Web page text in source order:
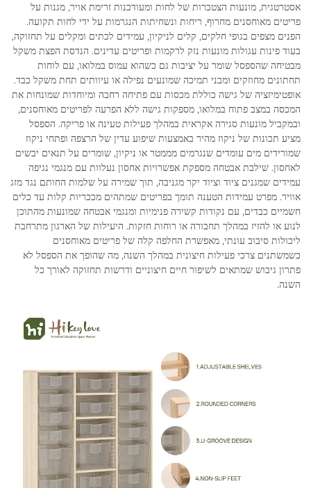
אסטרטגית, מונעות הצטברות של לחות ומעודכנות זרימת אויר, מגנות על
פריטים מאוחסנים מחרוף, ריחות ונשחיתות הנגרמות על ידי לחות תקועה.
הפנים מצפים בגופי חלקים, קלים לניקיון, עמידים לכתים ומקלים על תחזוקה,
בעוד פינות עגולות מונעות נזק לרקמות ופריטים עדינים. הנדסת הפצת משקל
מבטיחה שהספסל שומר על יציבות גם כשהוא עמוס במלואו, עם לוחות
תחתונים מחוזקים ומבני תמיכה שמונעים נפילה או עיוותים תחת משקל כבד.
אופטימיזציה של גישה כוללת מכסות עם פתיחה רחבה ומיוחדות שמונחות את
המכסה במצב פתוח במלואו, מספקות גישה ללא הפרעה לפריטים מאוחסנים,
ובמקביל מונעות סגירה אקראית במהלך פעילות טעינה או פריקה. הספסל
מציע תכונות של ניקוז מהיר באמצעות שיפוע עדין של הרצפה ופתחי ניקוז
שמורידים מים עומדים שנגרמים מממטר או ניקיון, שומרים על תנאים יבשים
לאחסון. שילבת אבטחה מספקת אפשרויות אחסון נעלוות עם מנגמי נגיפה
עמידים שמגנים ציוד וציוד יקר מגניבה, תוך שמירה על שלמות החותם נגד מזג
אוויר. מפרט עמידות הטענה תומך בפריטים שמתהים מככריות קלות עד כלים
חשמיים כבדים, עם נקודות קשירה פנימיות ומנגמי אבטחה שמונעות מהתוכן
לנוע או להזיז במהלך תחבורה או רוחות חזקות. היעילות של הארגון מתרחבת
ליכולות סיבוב עונתי, מאפשרת החלפה קלה של פריטים מאוחסנים
כשמשתנים צרכי פעילות חיצונית במהלך השנה, מה שהופך את הספסל לא
פתרון גיבוש שמתאים לשיפור חיים חיצוניים ודרשות תחזוקה לאורך כל
השנה.